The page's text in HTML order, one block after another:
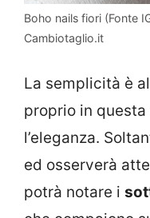
Boho nails fiori (Fonte
Cambiotaglio.it
La semplicità è
proprio in
l’eleganza.
ed osserverà
potrà notare i